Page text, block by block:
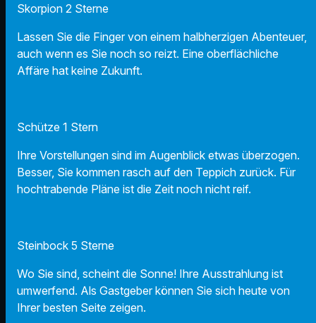
Skorpion 2 Sterne
Lassen Sie die Finger von einem halbherzigen Abenteuer,
auch wenn es Sie noch so reizt. Eine oberflächliche
Affäre hat keine Zukunft.
Schütze 1 Stern
Ihre Vorstellungen sind im Augenblick etwas überzogen.
Besser, Sie kommen rasch auf den Teppich zurück. Für
hochtrabende Pläne ist die Zeit noch nicht reif.
Steinbock 5 Sterne
Wo Sie sind, scheint die Sonne! Ihre Ausstrahlung ist
umwerfend. Als Gastgeber können Sie sich heute von
Ihrer besten Seite zeigen.